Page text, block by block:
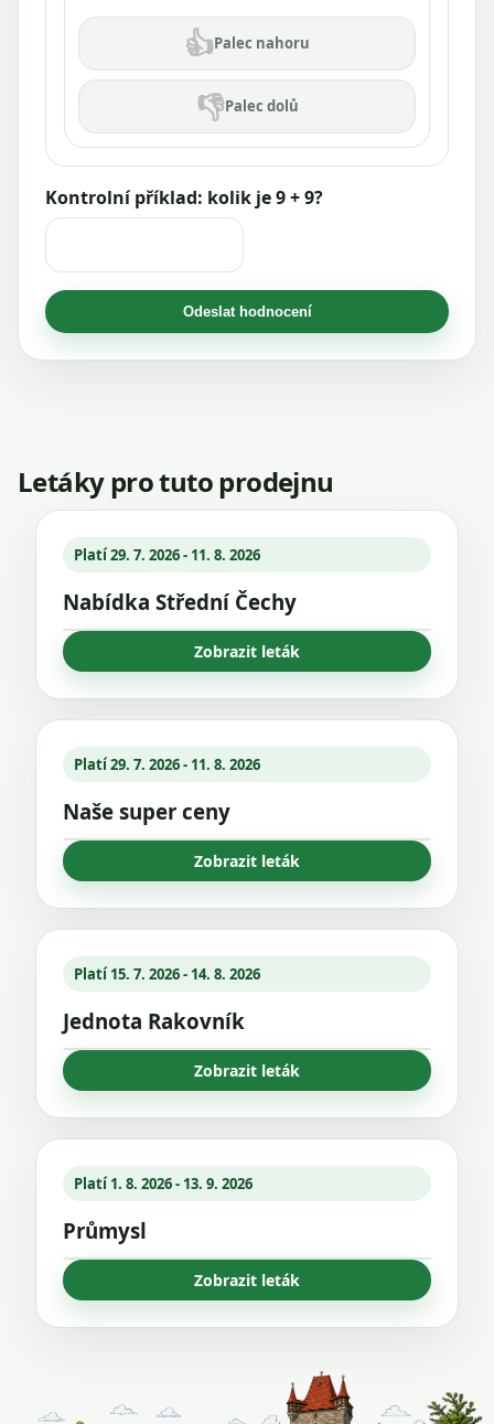
👍Palec nahoru
👎Palec dolů
Kontrolní příklad: kolik je 9 + 9?
Odeslat hodnocení
Letáky pro tuto prodejnu
Platí 29. 7. 2026 - 11. 8. 2026
Nabídka Střední Čechy
Zobrazit leták
Platí 29. 7. 2026 - 11. 8. 2026
Naše super ceny
Zobrazit leták
Platí 15. 7. 2026 - 14. 8. 2026
Jednota Rakovník
Zobrazit leták
Platí 1. 8. 2026 - 13. 9. 2026
Průmysl
Zobrazit leták